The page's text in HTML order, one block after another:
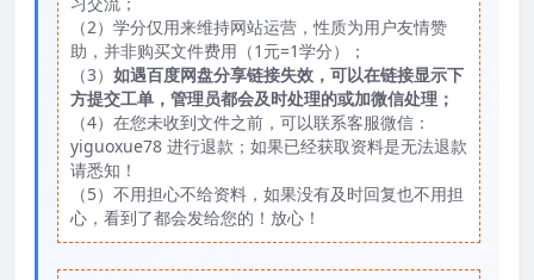
（2）学分仅用来维持网站运营，性质为用户友情赞
助，并非购买文件费用（1元=1学分）；
（3） 如遇百度网盘分享链接失效，可以在链接显示下
方提交工单，管理员都会及时处理的或加微信处理；
（4）在您未收到文件之前，可以联系客服微信：
yiguoxue78 进行退款；如果已经获取资料是无法退款
请悉知！
（5）不用担心不给资料，如果没有及时回复也不用担
心，看到了都会发给您的！放心！